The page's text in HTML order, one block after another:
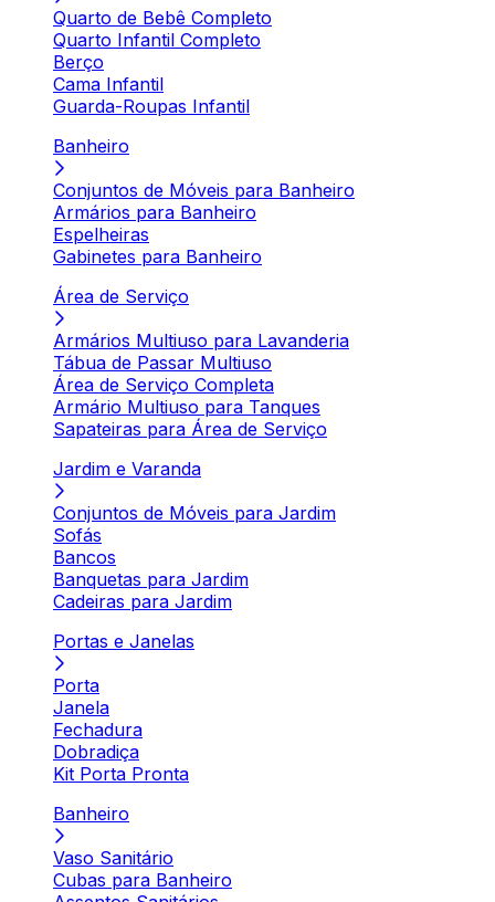
Quarto de Bebê Completo
Quarto Infantil Completo
Berço
Cama Infantil
Guarda-Roupas Infantil
Banheiro
Conjuntos de Móveis para Banheiro
Armários para Banheiro
Espelheiras
Gabinetes para Banheiro
Área de Serviço
Armários Multiuso para Lavanderia
Tábua de Passar Multiuso
Área de Serviço Completa
Armário Multiuso para Tanques
Sapateiras para Área de Serviço
Jardim e Varanda
Conjuntos de Móveis para Jardim
Sofás
Bancos
Banquetas para Jardim
Cadeiras para Jardim
Portas e Janelas
Porta
Janela
Fechadura
Dobradiça
Kit Porta Pronta
Banheiro
Vaso Sanitário
Cubas para Banheiro